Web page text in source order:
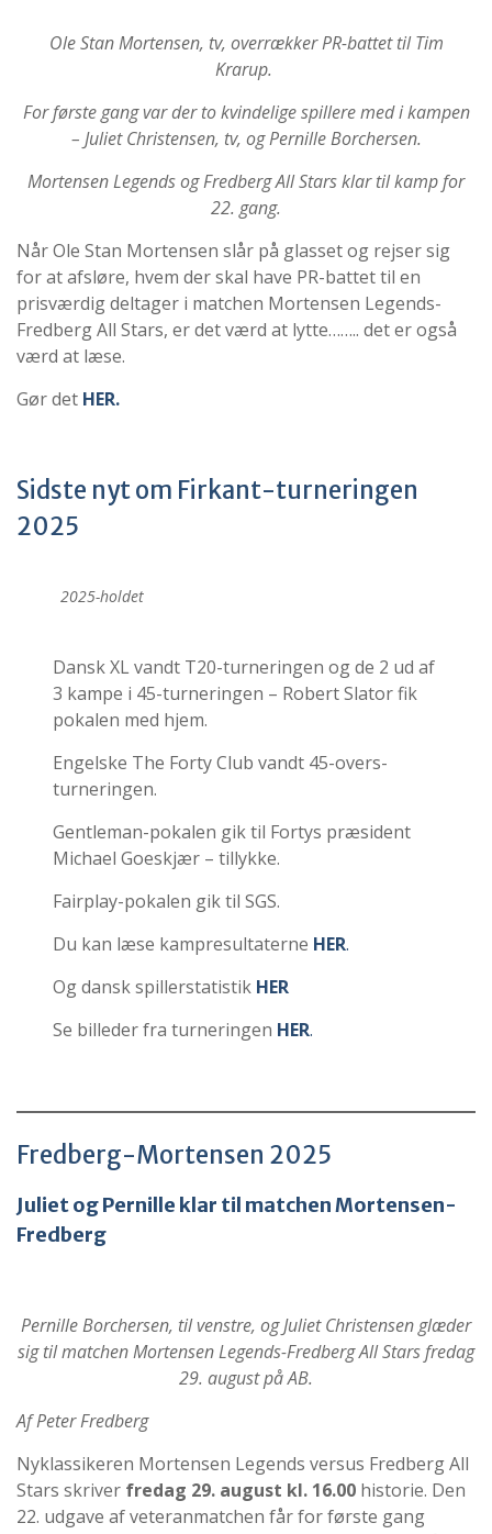
Ole Stan Mortensen, tv, overrækker PR-battet til Tim
Krarup.
For første gang var der to kvindelige spillere med i kampen
– Juliet Christensen, tv, og Pernille Borchersen.
Mortensen Legends og Fredberg All Stars klar til kamp for
22. gang.
Når Ole Stan Mortensen slår på glasset og rejser sig
for at afsløre, hvem der skal have PR-battet til en
prisværdig deltager i matchen Mortensen Legends-
Fredberg All Stars, er det værd at lytte…….. det er også
værd at læse.
Gør det HER.
Sidste nyt om Firkant-turneringen
2025
2025-holdet
Dansk XL vandt T20-turneringen og de 2 ud af
3 kampe i 45-turneringen – Robert Slator fik
pokalen med hjem.
Engelske The Forty Club vandt 45-overs-
turneringen.
Gentleman-pokalen gik til Fortys præsident
Michael Goeskjær – tillykke.
Fairplay-pokalen gik til SGS.
Du kan læse kampresultaterne HER.
Og dansk spillerstatistik HER
Se billeder fra turneringen HER.
Fredberg-Mortensen 2025
Juliet og Pernille klar til matchen Mortensen-
Fredberg
Pernille Borchersen, til venstre, og Juliet Christensen glæder
sig til matchen Mortensen Legends-Fredberg All Stars fredag
29. august på AB.
Af Peter Fredberg
Nyklassikeren Mortensen Legends versus Fredberg All
Stars skriver fredag 29. august kl. 16.00 historie. Den
22. udgave af veteranmatchen får for første gang